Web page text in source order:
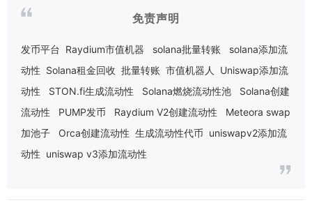
免责声明
发币平台 Raydium市值机器 solana批量转账
solana添加流
动性 Solana租金回收 批量转账 市值机器人
Uniswap添加流
动性
STON.fi生成流动性 Solana燃烧流动性池
Solana创建
流动性
PUMP发币 Raydium V2创建流动性
Meteora swap
加池子
Orca创建流动性 生成流动性代币 uniswapv2添加流
动性 uniswap v3添加流动性